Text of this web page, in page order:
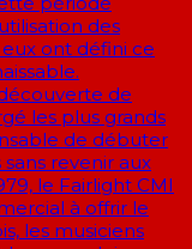
des
ont défini ce
de
les plus grands
de débuter
revenir aux
le Fairlight CMI
à offrir le
les musiciens